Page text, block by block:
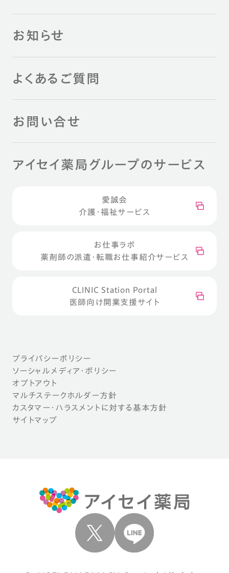
お知らせ
よくあるご質問
お問い合せ
アイセイ薬局グループのサービス
愛誠会
介護・福祉サービス
お仕事ラボ
薬剤師の派遣・転職お仕事紹介サービス
CLINIC Station Portal
医師向け開業支援サイト
プライバシーポリシー
ソーシャルメディア・ポリシー
オプトアウト
マルチステークホルダー方針
カスタマー・ハラスメントに対する基本方針
サイトマップ